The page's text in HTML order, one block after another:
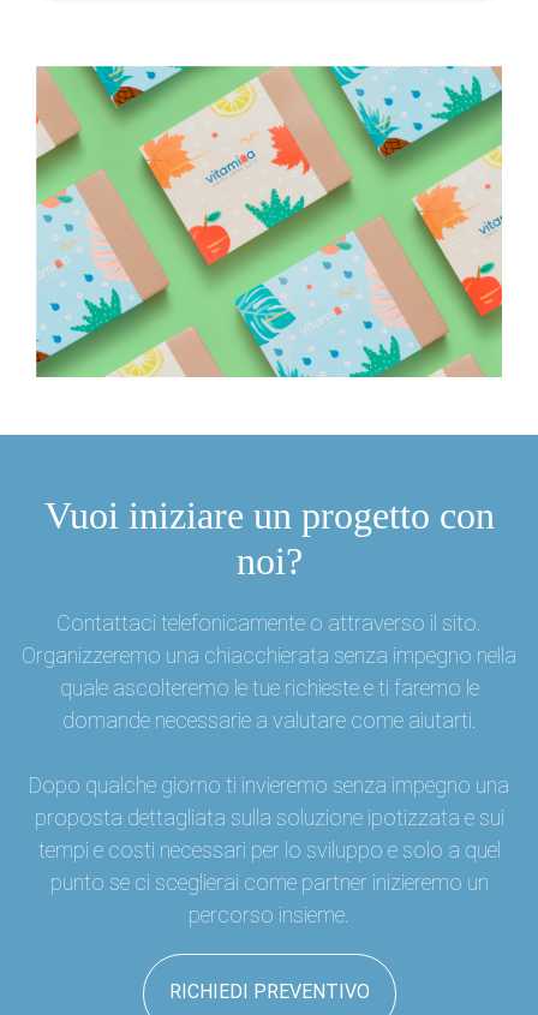
Vuoi iniziare un progetto con
noi?
Contattaci telefonicamente o attraverso il sito.
Organizzeremo una chiacchierata senza impegno nella
quale ascolteremo le tue richieste e ti faremo le
domande necessarie a valutare come aiutarti.
Dopo qualche giorno ti invieremo senza impegno una
proposta dettagliata sulla soluzione ipotizzata e sui
tempi e costi necessari per lo sviluppo e solo a quel
punto se ci sceglierai come partner inizieremo un
percorso insieme.
RICHIEDI PREVENTIVO